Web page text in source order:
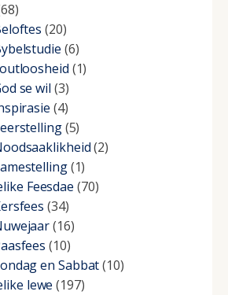
(20)
(6)
(1)
se wil (3)
(4)
(5)
(2)
(1)
Feesdae (70)
(34)
(16)
(10)
en Sabbat(10)
lewe (197)